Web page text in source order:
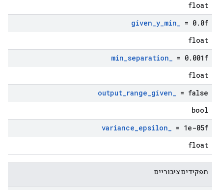
float
given_y_min_ = 0. 0f
float
min_separation_ = 0. 001f
float
output_range_given_ = false
bool
variance_epsilon_ = 1e-05f
float
תפקידים ציבוריים